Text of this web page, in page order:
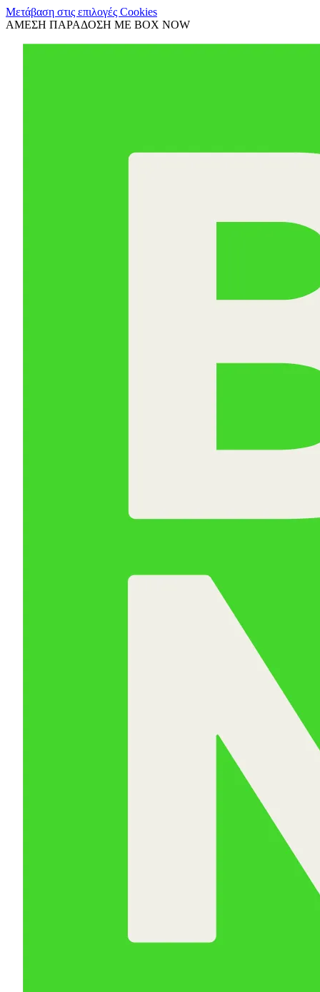
Μετάβαση στις επιλογές Cookies
ΑΜΕΣΗ ΠΑΡΑΔΟΣΗ ΜΕ BOX NOW